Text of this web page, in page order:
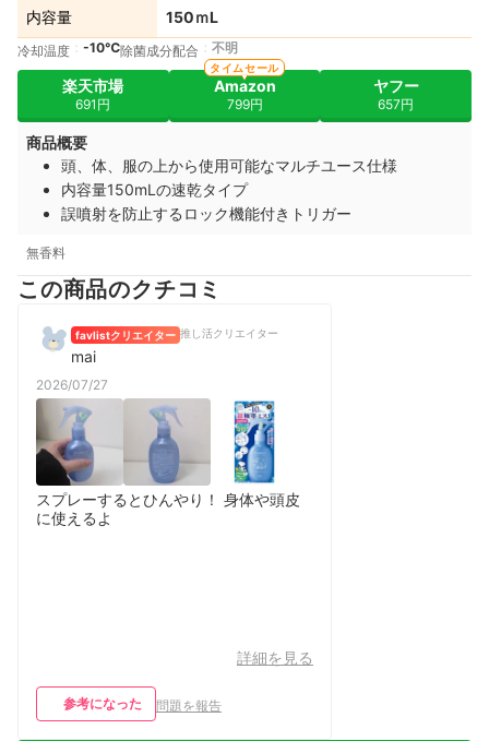
内容量 150ｍL
冷却温度 -10℃除菌成分配合 不明
楽天市場
691円
Amazon
799円
タイムセール
ヤフー
657円
商品概要
頭、体、服の上から使用可能なマルチユース仕様
内容量150mLの速乾タイプ
誤噴射を防止するロック機能付きトリガー
無香料
この商品のクチコミ
favlistクリエイター 推し活クリエイター
mai
2026/07/27
スプレーするとひんやり！ 身体や頭皮
に使えるよ
詳細を見る
参考になった 問題を報告